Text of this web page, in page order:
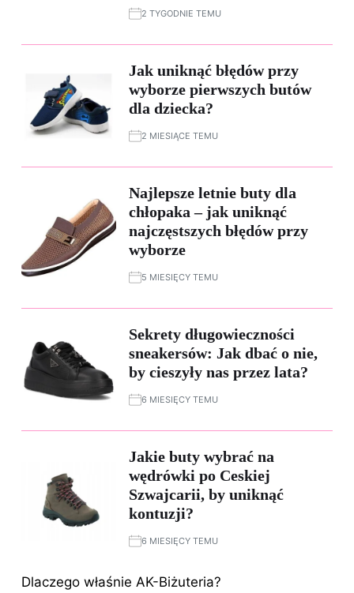
2 TYGODNIE TEMU
Jak uniknąć błędów przy
wyborze pierwszych butów
dla dziecka?
2 MIESIĄCE TEMU
Najlepsze letnie buty dla
chłopaka – jak uniknąć
najczęstszych błędów przy
wyborze
5 MIESIĘCY TEMU
Sekrety długowieczności
sneakersów: Jak dbać o nie,
by cieszyły nas przez lata?
6 MIESIĘCY TEMU
Jakie buty wybrać na
wędrówki po Ceskiej
Szwajcarii, by uniknąć
kontuzji?
6 MIESIĘCY TEMU
Dlaczego właśnie AK-Biżuteria?